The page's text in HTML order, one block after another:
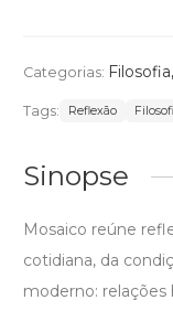
Categorias: Filosofia,
Tags: Reflexão
Sinopse
Mosaico reúne
cotidiana, da
moderno: relações